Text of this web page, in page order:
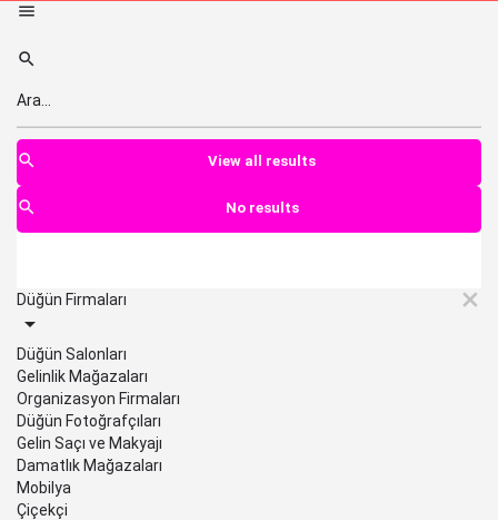
View all results
No results
Düğün Firmaları
Düğün Salonları
Gelinlik Mağazaları
Organizasyon Firmaları
Düğün Fotoğrafçıları
Gelin Saçı ve Makyajı
Damatlık Mağazaları
Mobilya
Çiçekçi